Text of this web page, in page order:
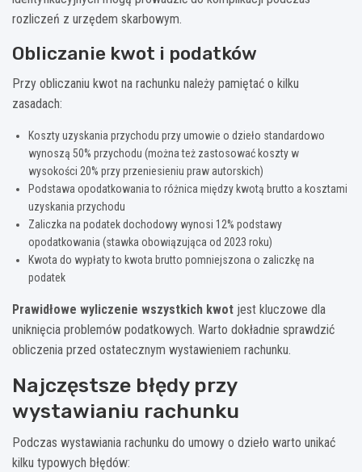
rozliczeń z urzędem skarbowym.
Obliczanie kwot i podatków
Przy obliczaniu kwot na rachunku należy pamiętać o kilku
zasadach:
Koszty uzyskania przychodu przy umowie o dzieło standardowo
wynoszą 50% przychodu (można też zastosować koszty w
wysokości 20% przy przeniesieniu praw autorskich)
Podstawa opodatkowania to różnica między kwotą brutto a kosztami
uzyskania przychodu
Zaliczka na podatek dochodowy wynosi 12% podstawy
opodatkowania (stawka obowiązująca od 2023 roku)
Kwota do wypłaty to kwota brutto pomniejszona o zaliczkę na
podatek
Prawidłowe wyliczenie wszystkich kwot jest kluczowe dla
uniknięcia problemów podatkowych. Warto dokładnie sprawdzić
obliczenia przed ostatecznym wystawieniem rachunku.
Najczęstsze błędy przy
wystawianiu rachunku
Podczas wystawiania rachunku do umowy o dzieło warto unikać
kilku typowych błędów: